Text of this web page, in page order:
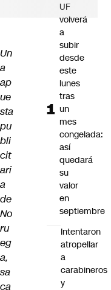
Un
a
ap
ue
sta
pu
bli
cit
ari
a
de
No
ru
eg
a,
sa
ca
UF
volverá
a
subir
desde
este
lunes
tras
un
mes
congelada:
así
quedará
su
valor
en
septiembre
Intentaron
atropellar
a
carabineros
y